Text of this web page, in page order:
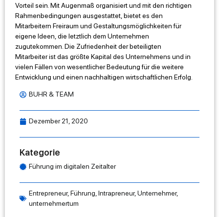
Vorteil sein. Mit Augenmaß organisiert und mit den richtigen
Rahmenbedingungen ausgestattet, bietet es den
Mitarbeitern Freiraum und Gestaltungsmöglichkeiten für
eigene Ideen, die letztlich dem Unternehmen
zugutekommen. Die Zufriedenheit der beteiligten
Mitarbeiter ist das größte Kapital des Unternehmens und in
vielen Fällen von wesentlicher Bedeutung für die weitere
Entwicklung und einen nachhaltigen wirtschaftlichen Erfolg.
BUHR & TEAM
Dezember 21, 2020
Kategorie
Führung im digitalen Zeitalter
Entrepreneur, Führung Intrapreneur, Unternehmer,
unternehmertum